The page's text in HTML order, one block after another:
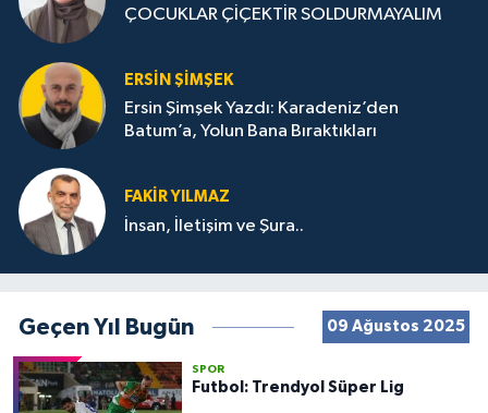
ÇOCUKLAR ÇİÇEKTİR SOLDURMAYALIM
ERSIN ŞIMŞEK
Ersin Şimşek Yazdı: Karadeniz’den
Batum’a, Yolun Bana Bıraktıkları
FAKIR YILMAZ
İnsan, İletişim ve Şura..
Geçen Yıl Bugün 09 Ağustos 2025
SPOR
Futbol: Trendyol Süper Lig